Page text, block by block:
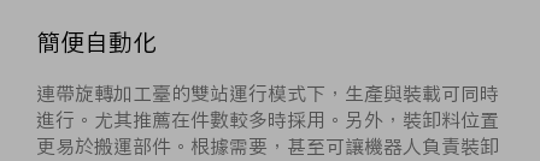
簡便自動化
連帶旋轉加工臺的雙站運行模式下，生產與裝載可同時
進行。尤其推薦在件數較多時採用。另外，裝卸料位置
更易於搬運部件。根據需要，甚至可讓機器人負責裝卸